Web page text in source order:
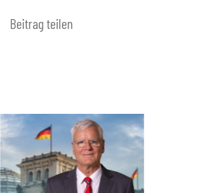
Beitrag teilen